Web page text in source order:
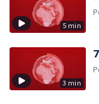
5 min
3 min